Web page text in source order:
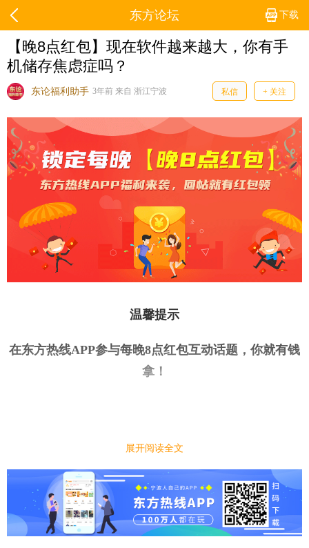
下载
东方论坛
【晚8点红包】​现在软件越来越大，你有手
机储存焦虑症吗？
东论福利助手 3年前 来自 浙江宁波 私信 + 关注
温馨提示
在东方热线APP参与每晚8点红包互动话题，你就有钱
拿 ！
现在软件越来越大，你有手机储存焦虑症吗？
小编先来：
相信不少人会有这样的苦恼，手机软件总是越来越
大，手机拍照空间、视频也是越来越多，然后就会越
展开阅读全文